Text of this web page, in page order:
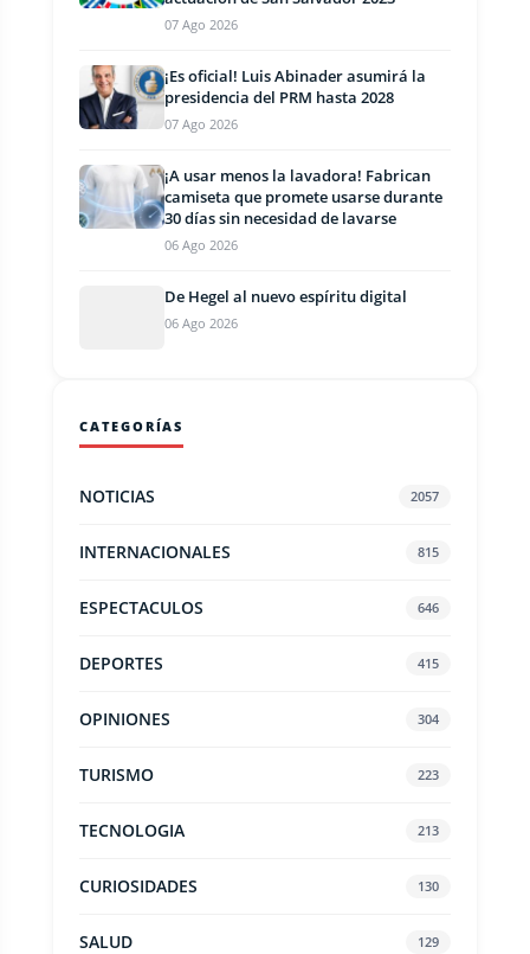
07 Ago 2026
¡Es oficial! Luis Abinader asumirá la
presidencia del PRM hasta 2028
07 Ago 2026
¡A usar menos la lavadora! Fabrican
camiseta que promete usarse durante
30 días sin necesidad de lavarse
06 Ago 2026
De Hegel al nuevo espíritu digital
06 Ago 2026
CATEGORÍAS
NOTICIAS 2057
INTERNACIONALES 815
ESPECTACULOS 646
DEPORTES 415
OPINIONES 304
TURISMO 223
TECNOLOGIA 213
CURIOSIDADES 130
SALUD 129